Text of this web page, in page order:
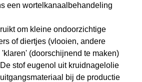
een wortelkanaalbehandeling
om kleine ondoorzichtige
of diertjes (vlooien, andere
(doorschijnend te maken)
stof eugenol uit kruidnagelolie
bij de productie